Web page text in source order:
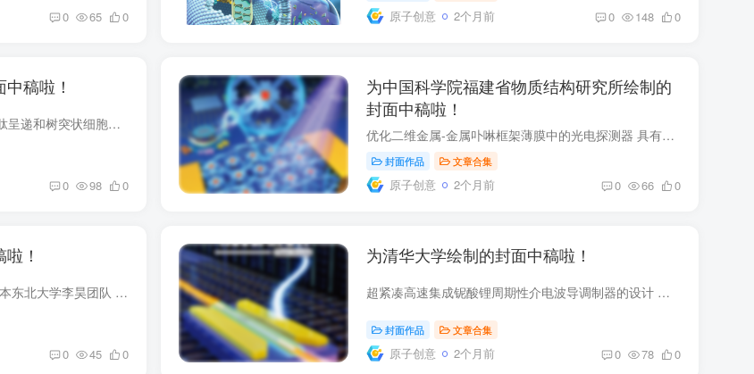
0 65 0 原子创意 2个月前 0 148 0
稿啦！
混合 mRNA 纳米疫苗可增强抗原肽呈递和树突状细胞成熟，以实现有效的癌症疫苗治疗，并增强对免疫检查点阻断的反应 癌症疫苗联合免疫检查点阻断剂 （ICB） 具有巨大的潜在应用，但肿瘤抗原呈递不...
0 98 0
为中国科学院福建省物质结构研究所绘制的
封面中稿啦！
优化二维金属-金属卟啉框架薄膜中的光电探测器 具有丰富π-π相互作用的二维 （2D） 金属卟啉基 MOF 薄膜是很有前途的光电器件材料，但到目前为止还没有关于光电探测器制造的报道。本文为一系列...
封面作品 文章合集
原子创意 2个月前 0 66 0
！
EES 悉尼大学魏力/陈 元团队与日本东北大学李昊团队 基 于Co-N-C的非均相分子催化剂用于 高效电化学合成双氧水 持续的过氧化氢可以通过单原子钴-氮-碳催化剂催化的氧还原反应制备。然而，精确的...
0 45 0
为清华大学绘制的封面中稿啦！
超紧凑高速集成铌酸锂周期性介电波导调制器的设计 在货号中2200050，Yang Li 及其同事演示了一种长度短至 87.4 μm、调制带宽超过 600 GHz、电压长度积为 0.0874 V cm、边带抑制比高达 36.1 dB ...
封面作品 文章合集
原子创意 2个月前 0 78 0